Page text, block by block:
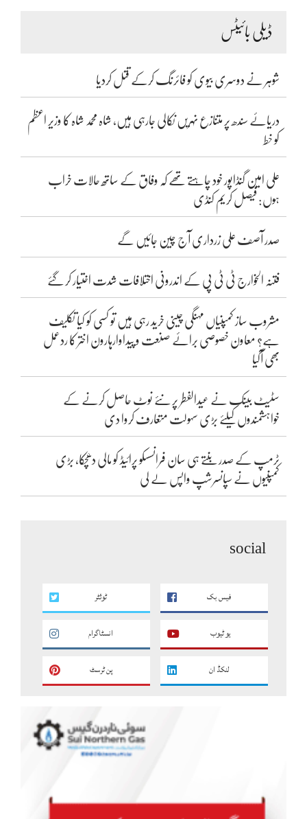
ڈیلی بائیٹس
شوہر نے دوسری بیوی کو فائرنگ کرکے قتل کردیا
دریائے سندھ پر متنازع نہریں نکالی جارہی ہیں، شاہ محمد شاہ کا وزیر اعظم
کو خط
علی امین گنڈاپور خود چاہتے تھے کہ وفاق کے ساتھ حالات خراب
ہوں: فیصل کریم کنڈی
صدر آصف علی زرداری آج چین جائیں گے
فتنہ الخوارج ٹی ٹی پی کے اندرونی اختلافات شدت اختیار کر گئے
مشروب ساز کمپنیاں مہنگی چینی خرید رہی ہیں تو کسی کو کیا تکلیف
ہے؟ معاون خصوصی برائے صنعت و پیداوارہارون اختر کا ردعمل
بھی آگیا
سٹیٹ بینک نے عیدالفطر پر نئے نوٹ حاصل کرنے کے
خواہشمندوں کیلئے بڑی سہولت متعارف کروا دی
ٹرمپ کے صدر بنتے ہی سان فرانسسکو پرائیڈ کو مالی دھچکا، بڑی
کمپنیوں نے سپانسرشپ واپس لے لی
social
فیس بک ٹوئٹر
یو ٹیوب انسٹاگرام
لنکڈ ان پن ٹرسٹ